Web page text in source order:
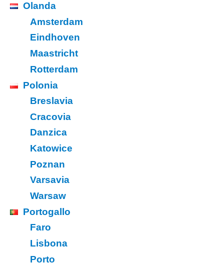
Olanda
Amsterdam
Eindhoven
Maastricht
Rotterdam
Polonia
Breslavia
Cracovia
Danzica
Katowice
Poznan
Varsavia
Warsaw
Portogallo
Faro
Lisbona
Porto